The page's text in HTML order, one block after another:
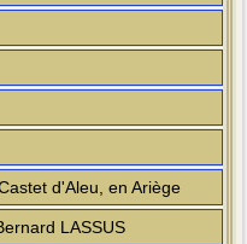
d'Aleu, en Ariège
LASSUS